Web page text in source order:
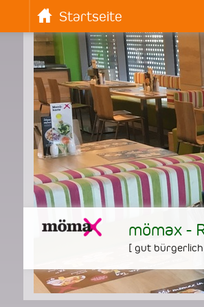
Startseite
mömax -
[ gut